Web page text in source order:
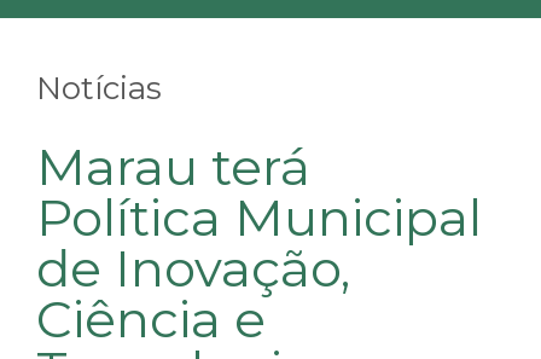
Notícias
Marau terá
Política Municipal
de Inovação,
Ciência e